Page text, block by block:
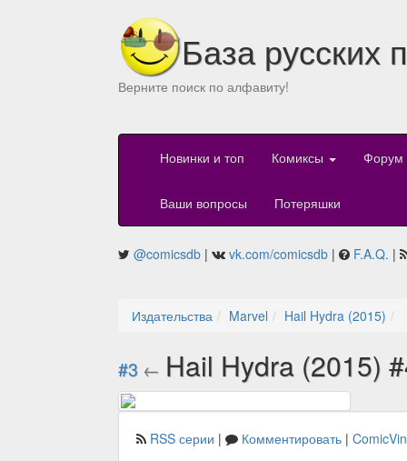
База русских
Верните поиск по алфавиту!
Новинки и топ Комиксы Форум
Ваши вопросы Потеряшки
@comicsdb | vk.com/comicsdb | F.A.Q. |
Издательства Marvel Hail Hydra (2015)
#3 ← Hail Hydra (2015)
RSS серии | Комментировать |